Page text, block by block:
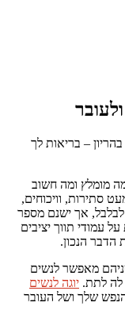
– בריאות לך
מומלץ ומה חשוב
סתירות, וויכוחים,
אך ישנם מספר
עמודי תווך יציבים
הדבר הנכון.
מאפשר לנשים
לה לתת. יוגה לנשים
שלך ושל העובר